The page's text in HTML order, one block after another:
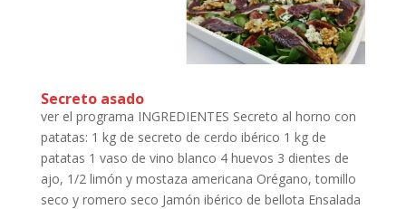
Secreto asado
ver el programa INGREDIENTES Secreto al horno con
patatas: 1 kg de secreto de cerdo ibérico 1 kg de
patatas 1 vaso de vino blanco 4 huevos 3 dientes de
ajo, 1/2 limón y mostaza americana Orégano, tomillo
seco y romero seco Jamón ibérico de bellota Ensalada